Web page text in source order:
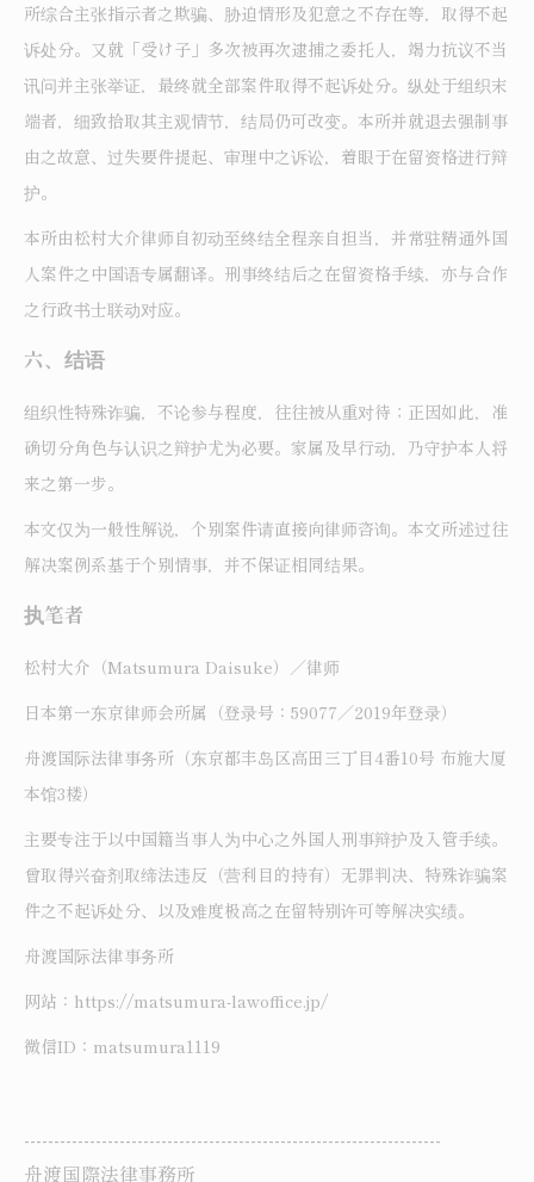
所综合主张指示者之欺骗、胁迫情形及犯意之不存在等，取得不起
诉处分。又就「受け子」多次被再次逮捕之委托人，竭力抗议不当
讯问并主张举证，最终就全部案件取得不起诉处分。纵处于组织末
端者，细致拾取其主观情节，结局仍可改变。本所并就退去强制事
由之故意、过失要件提起、审理中之诉讼，着眼于在留资格进行辩
护。
本所由松村大介律师自初动至终结全程亲自担当，并常驻精通外国
人案件之中国语专属翻译。刑事终结后之在留资格手续，亦与合作
之行政书士联动对应。
六、结语
组织性特殊诈骗，不论参与程度，往往被从重对待；正因如此，准
确切分角色与认识之辩护尤为必要。家属及早行动，乃守护本人将
来之第一步。
本文仅为一般性解说，个别案件请直接向律师咨询。本文所述过往
解决案例系基于个别情事，并不保证相同结果。
执笔者
松村大介（Matsumura Daisuke）／律师
日本第一东京律师会所属（登录号：59077／2019年登录）
舟渡国际法律事务所（东京都丰岛区高田三丁目4番10号 布施大厦
本馆3楼）
主要专注于以中国籍当事人为中心之外国人刑事辩护及入管手续。
曾取得兴奋剂取缔法违反（营利目的持有）无罪判决、特殊诈骗案
件之不起诉处分、以及难度极高之在留特别许可等解决实绩。
舟渡国际法律事务所
网站：https://matsumura-lawoffice.jp/
微信ID：matsumura1119
----------------------------------------------------------------------
舟渡国際法律事務所